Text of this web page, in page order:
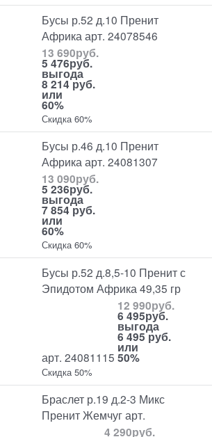
Бусы р.52 д.10 Пренит
Африка арт. 24078546
13 690руб.
5 476руб.
выгода
8 214 руб.
или
60%
Скидка 60%
Бусы р.46 д.10 Пренит
Африка арт. 24081307
13 090руб.
5 236руб.
выгода
7 854 руб.
или
60%
Скидка 60%
Бусы р.52 д.8,5-10 Пренит с
Эпидотом Африка 49,35 гр
арт. 24081115
12 990руб.
6 495руб.
выгода
6 495 руб.
или
50%
Скидка 50%
Браслет р.19 д.2-3 Микс
Пренит Жемчуг арт.
4 290руб.